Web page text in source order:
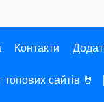
Контакти
топових сайтів 🤘